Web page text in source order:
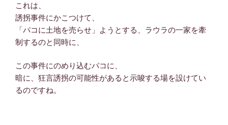
これは、
誘拐事件にかこつけて、
「パコに土地を売らせ」ようとする、ラウラの一家を牽
制するのと同時に、
この事件にのめり込むパコに、
暗に、狂言誘拐の可能性があると示唆する場を設けてい
るのですね。